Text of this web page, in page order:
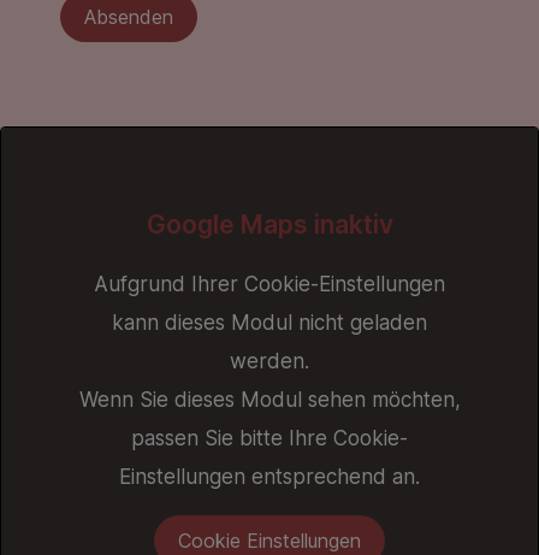
Google Maps inaktiv
Aufgrund Ihrer Cookie-Einstellungen
kann dieses Modul nicht geladen
werden.
Wenn Sie dieses Modul sehen möchten,
passen Sie bitte Ihre Cookie-
Einstellungen entsprechend an.
Cookie Einstellungen